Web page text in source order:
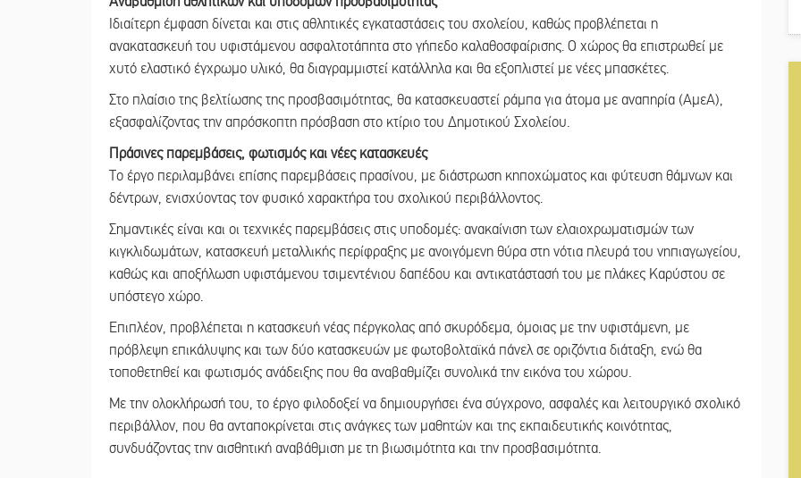
Ιδιαίτερη έμφαση δίνεται και στις αθλητικές εγκαταστάσεις του σχολείου, καθώς προβλέπεται η
ανακατασκευή του υφιστάμενου ασφαλτοτάπητα στο γήπεδο καλαθοσφαίρισης. Ο χώρος θα επιστρωθεί με
χυτό ελαστικό έγχρωμο υλικό, θα διαγραμμιστεί κατάλληλα και θα εξοπλιστεί με νέες μπασκέτες.
Στο πλαίσιο της βελτίωσης της προσβασιμότητας, θα κατασκευαστεί ράμπα για άτομα με αναπηρία (ΑμεΑ),
εξασφαλίζοντας την απρόσκοπτη πρόσβαση στο κτίριο του Δημοτικού Σχολείου.
Πράσινες παρεμβάσεις, φωτισμός και νέες κατασκευές
Το έργο περιλαμβάνει επίσης παρεμβάσεις πρασίνου, με διάστρωση κηποχώματος και φύτευση θάμνων και
δέντρων, ενισχύοντας τον φυσικό χαρακτήρα του σχολικού περιβάλλοντος.
Σημαντικές είναι και οι τεχνικές παρεμβάσεις στις υποδομές: ανακαίνιση των ελαιοχρωματισμών των
κιγκλιδωμάτων, κατασκευή μεταλλικής περίφραξης με ανοιγόμενη θύρα στη νότια πλευρά του νηπιαγωγείου,
καθώς και αποξήλωση υφιστάμενου τσιμεντένιου δαπέδου και αντικατάστασή του με πλάκες Καρύστου σε
υπόστεγο χώρο.
Επιπλέον, προβλέπεται η κατασκευή νέας πέργκολας από σκυρόδεμα, όμοιας με την υφιστάμενη, με
πρόβλεψη επικάλυψης και των δύο κατασκευών με φωτοβολταϊκά πάνελ σε οριζόντια διάταξη, ενώ θα
τοποθετηθεί και φωτισμός ανάδειξης που θα αναβαθμίζει συνολικά την εικόνα του χώρου.
Με την ολοκλήρωσή του, το έργο φιλοδοξεί να δημιουργήσει ένα σύγχρονο, ασφαλές και λειτουργικό σχολικό
περιβάλλον, που θα ανταποκρίνεται στις ανάγκες των μαθητών και της εκπαιδευτικής κοινότητας,
συνδυάζοντας την αισθητική αναβάθμιση με τη βιωσιμότητα και την προσβασιμότητα.